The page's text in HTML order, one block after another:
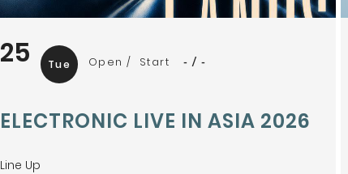
25 Tue Open Start - -
ELECTRONIC LIVE IN ASIA 2026
Line Up